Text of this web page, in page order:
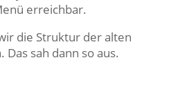
erreichbar.
die Struktur der alten
sah dann so aus.